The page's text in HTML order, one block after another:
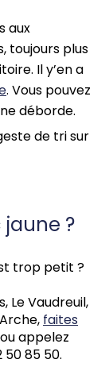
aux
toujours plus
Il y’en a
. Vous pouvez
déborde.
de tri sur
jaune ?
trop petit ?
Le Vaudreuil,
, faites
appelez
50 85 50.